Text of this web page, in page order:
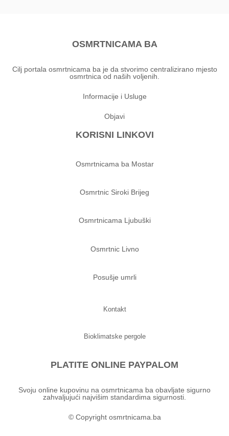
OSMRTNICAMA BA
Cilj portala osmrtnicama ba je da stvorimo centralizirano mjesto
osmrtnica od naših voljenih.
Informacije i Usluge
Objavi
KORISNI LINKOVI
Osmrtnicama ba Mostar
Osmrtnic Siroki Brijeg
Osmrtnicama Ljubuški
Osmrtnic Livno
Posušje umrli
Kontakt
Bioklimatske pergole
PLATITE ONLINE PAYPALOM
Svoju online kupovinu na osmrtnicama ba obavljate sigurno
zahvaljujući najvišim standardima sigurnosti.
© Copyright osmrtnicama.ba